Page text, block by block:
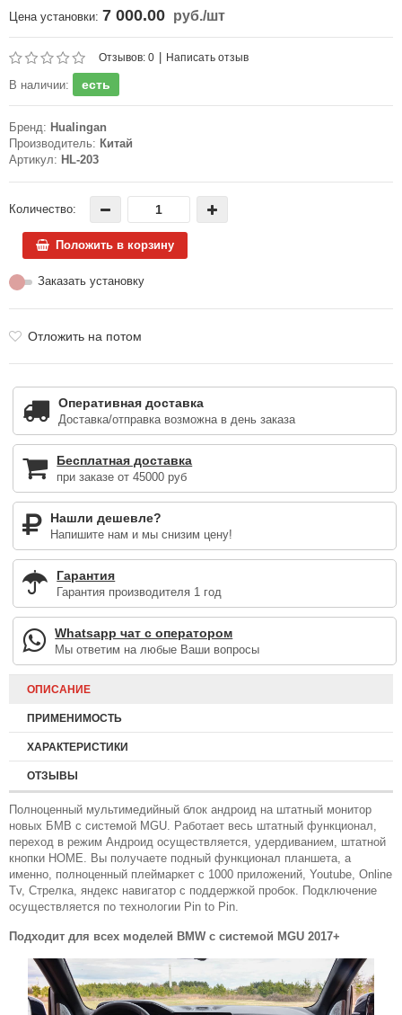
Цена установки: 7 000.00 руб./шт
Отзывов: 0 Написать отзыв
В наличии: есть
Бренд: Hualingan
Производитель: Китай
Артикул: HL-203
Количество:
Положить в корзину
Заказать установку
Отложить на потом
Оперативная доставка
Доставка/отправка возможна в день заказа
Бесплатная доставка
при заказе от 45000 руб
Нашли дешевле?
Напишите нам и мы снизим цену!
Гарантия
Гарантия производителя 1 год
Whatsapp чат с оператором
Мы ответим на любые Ваши вопросы
ОПИСАНИЕ
ПРИМЕНИМОСТЬ
ХАРАКТЕРИСТИКИ
ОТЗЫВЫ
Полноценный мультимедийный блок андроид на штатный монитор
новых БМВ с системой MGU. Работает весь штатный функционал,
переход в режим Андроид осуществляется, удердиванием, штатной
кнопки HOME. Вы получаете подный функционал планшета, а
именно, полноценный плеймаркет с 1000 приложений, Youtube, Online
Tv, Стрелка, яндекс навигатор с поддержкой пробок. Подключение
осуществляется по технологии Pin to Pin.
Подходит для всех моделей BMW с системой MGU 2017+